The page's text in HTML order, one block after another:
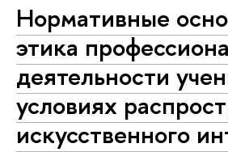
Нормативные
этика
деятельности
условиях
искусственного